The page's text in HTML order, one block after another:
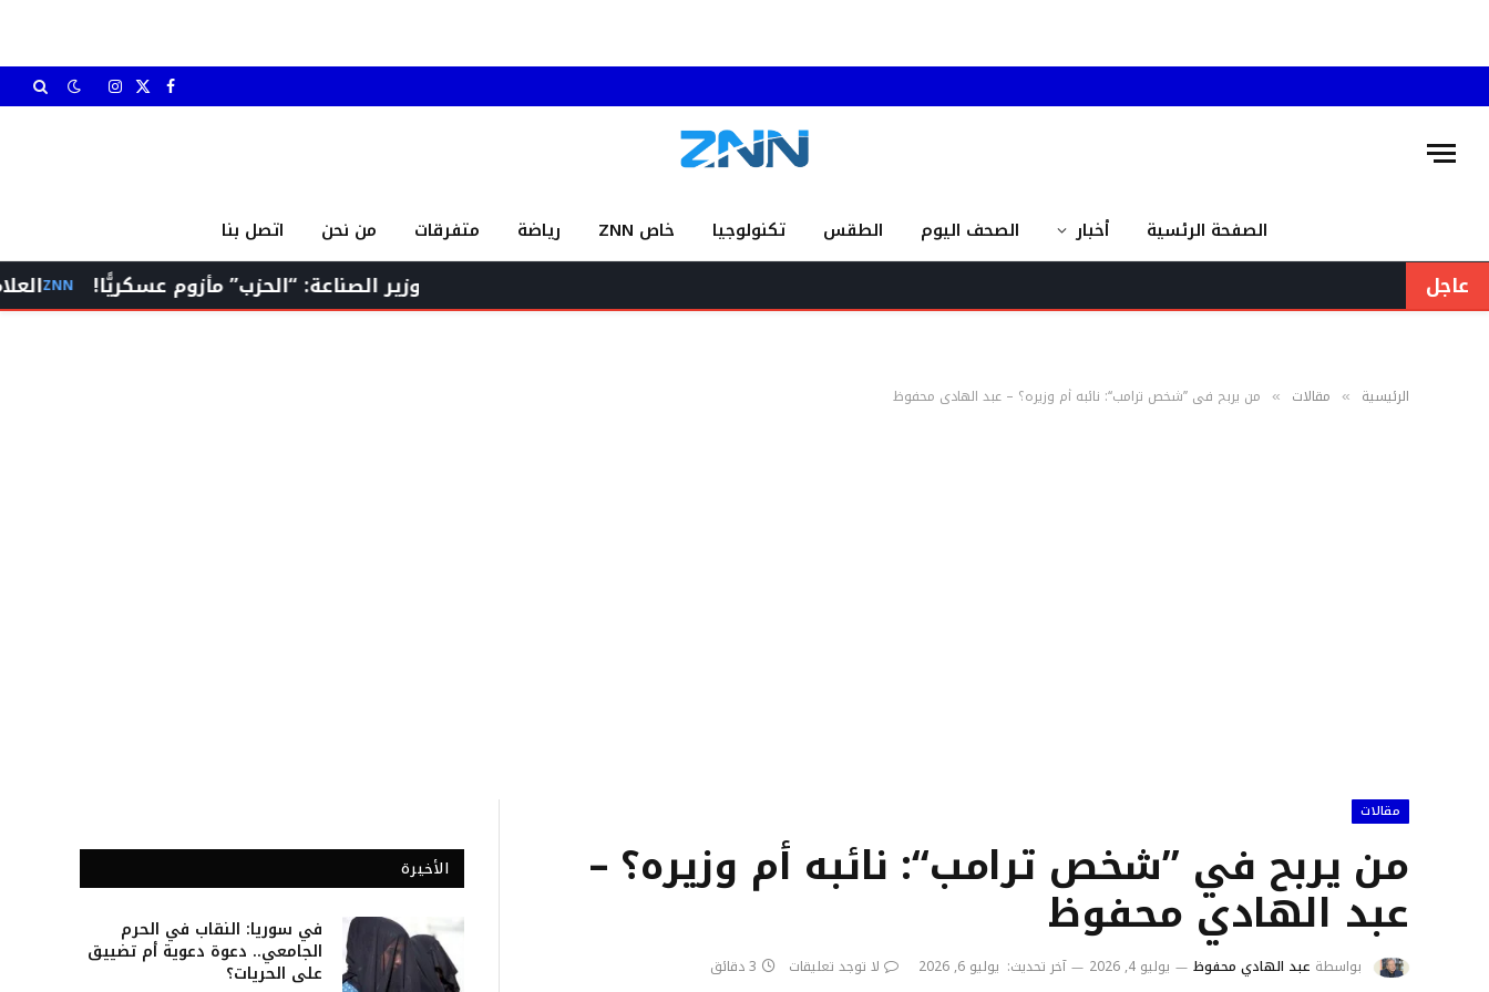
فيسبوك
X الانستغرام
الصفحة الرئسية أخبار الصحف اليوم الطقس تكنولوجيا خاص ZNN رياضة متفرقات من نحن اتصل بنا
عاجل وزير الصناعة: “الحزب” مأزوم عسكريًّا! العلامة
الرئيسية » مقالات » من يربح في ’’شخص ترامب‘‘: نائبه أم وزيره؟ – عبد الهادي محفوظ
مقالات
من يربح في ’’شخص ترامب‘‘: نائبه أم وزيره؟ –
عبد الهادي محفوظ
بواسطة عبد الهادي محفوظ يوليو 4, 2026 آخر تحديث: يوليو 6, 2026 لا توجد تعليقات 3 دقائق
الأخيرة
في سوريا: النقاب في الحرم
الجامعي.. دعوة دعوية أم تضييق
على الحريات؟